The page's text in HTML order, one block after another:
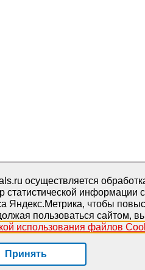
осуществляется
статистической информации с
Яндекс.Метрика, чтобы
пользоваться сайтом,
использования файлов
Принять